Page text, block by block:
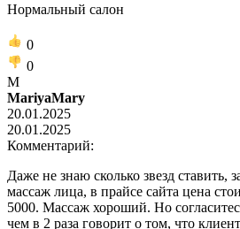
Нормальный салон
0
0
M
MariyaMary
20.01.2025
20.01.2025
Комментарий:
Даже не знаю сколько звезд ставить,
массаж лица, в прайсе сайта цена
5000. Массаж хороший. Но
чем в 2 раза говорит о том, что